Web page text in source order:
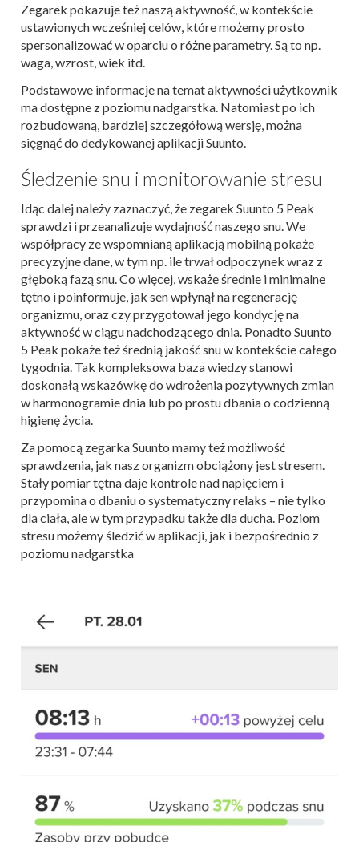
Zegarek pokazuje też naszą aktywność, w kontekście
ustawionych wcześniej celów, które możemy prosto
spersonalizować w oparciu o różne parametry. Są to np.
waga, wzrost, wiek itd.
Podstawowe informacje na temat aktywności użytkownik
ma dostępne z poziomu nadgarstka. Natomiast po ich
rozbudowaną, bardziej szczegółową wersję, można
sięgnąć do dedykowanej aplikacji Suunto.
Śledzenie snu i monitorowanie stresu
Idąc dalej należy zaznaczyć, że zegarek Suunto 5 Peak
sprawdzi i przeanalizuje wydajność naszego snu. We
współpracy ze wspomnianą aplikacją mobilną pokaże
precyzyjne dane, w tym np. ile trwał odpoczynek wraz z
głęboką fazą snu. Co więcej, wskaże średnie i minimalne
tętno i poinformuje, jak sen wpłynął na regenerację
organizmu, oraz czy przygotował jego kondycję na
aktywność w ciągu nadchodzącego dnia. Ponadto Suunto
5 Peak pokaże też średnią jakość snu w kontekście całego
tygodnia. Tak kompleksowa baza wiedzy stanowi
doskonałą wskazówkę do wdrożenia pozytywnych zmian
w harmonogramie dnia lub po prostu dbania o codzienną
higienę życia.
Za pomocą zegarka Suunto mamy też możliwość
sprawdzenia, jak nasz organizm obciążony jest stresem.
Stały pomiar tętna daje kontrole nad napięciem i
przypomina o dbaniu o systematyczny relaks – nie tylko
dla ciała, ale w tym przypadku także dla ducha. Poziom
stresu możemy śledzić w aplikacji, jak i bezpośrednio z
poziomu nadgarstka